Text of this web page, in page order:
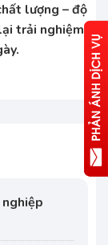
lượng – độ
trải nghiệm